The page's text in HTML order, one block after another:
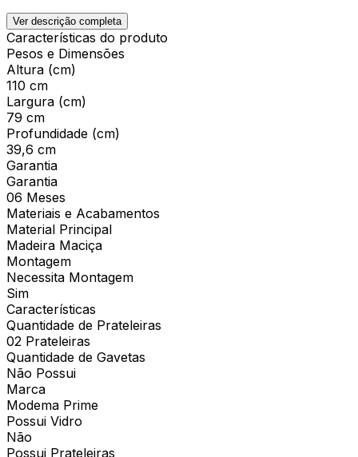
Ver descrição completa
Características do produto
Pesos e Dimensões
Altura (cm)
110 cm
Largura (cm)
79 cm
Profundidade (cm)
39,6 cm
Garantia
Garantia
06 Meses
Materiais e Acabamentos
Material Principal
Madeira Maciça
Montagem
Necessita Montagem
Sim
Características
Quantidade de Prateleiras
02 Prateleiras
Quantidade de Gavetas
Não Possui
Marca
Modema Prime
Possui Vidro
Não
Possui Prateleiras